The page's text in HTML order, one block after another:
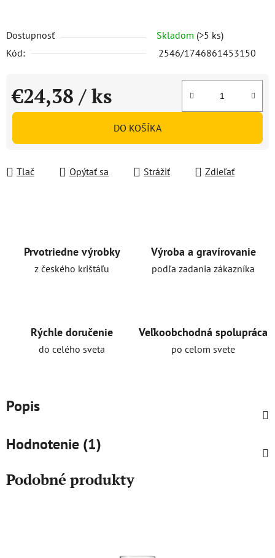
Dostupnosť Skladom (>5 ks)
Kód:
2546/1746861453150
€24,38 / ks
Jednotková cena:
DO KOŠÍKA
Tlač Opýtať sa Strážiť Zdieľať
Prvotriedne výrobky
z českého krištáľu
Výroba a gravírovanie
podľa zadania zákazníka
Rýchle doručenie
do celého sveta
Veľkoobchodná spolupráca
po celom svete
Popis
Hodnotenie (1)
Podobné produkty